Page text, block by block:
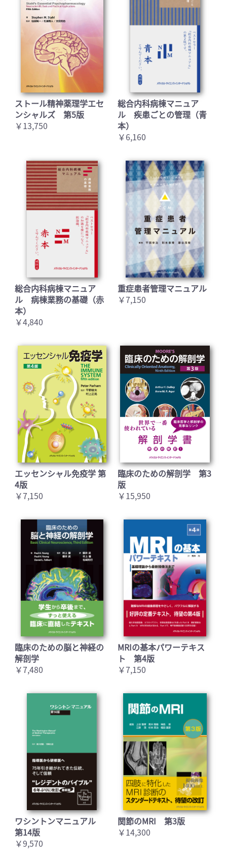
ストール精神薬理学エセ
ンシャルズ 第5版
￥13,750
総合内科病棟マニュア
ル 疾患ごとの管理（青
本）
￥6,160
総合内科病棟マニュア
ル 病棟業務の基礎（赤
本）
￥4,840
重症患者管理マニュアル
￥7,150
エッセンシャル免疫学 第
4版
￥7,150
臨床のための解剖学 第3
版
￥15,950
臨床のための脳と神経の
解剖学
￥7,480
MRIの基本パワーテキス
ト 第4版
￥7,150
ワシントンマニュアル
第14版
￥9,570
関節のMRI 第3版
￥14,300